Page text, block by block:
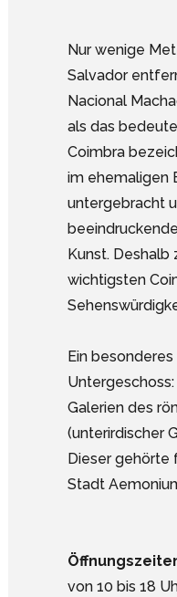
Nur wenige
Salvador
Nacional
als das
Coimbra
im ehemaligen
untergebracht
Kunst. Deshalb
wichtigsten
Ein
Galerien des
(unterirdischer
Dieser gehörte
Stadt
von 10 bis 18